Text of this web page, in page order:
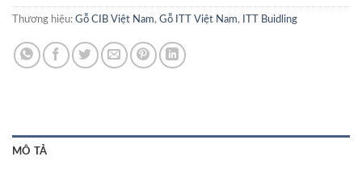
Thương hiệu: Gỗ CIB Việt Nam, Gỗ ITT Việt Nam, ITT Buidling
MÔ TẢ